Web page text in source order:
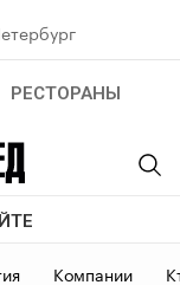
РЕСТОРАНЫ
Компании